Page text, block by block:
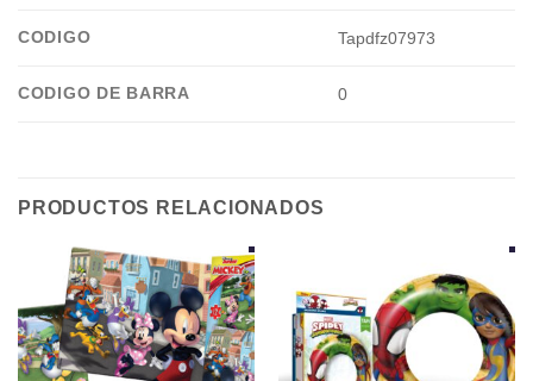
CODIGO Tapdfz07973
CODIGO DE BARRA 0
PRODUCTOS RELACIONADOS